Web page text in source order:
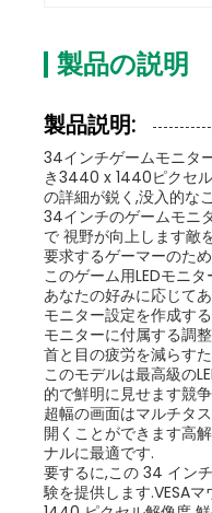
製品の説明
製品説明:
34インチゲームモニタ
き3440 x 1440ピクセ
の詳細が鋭く,没入的な
34インチのゲームモニ
で 視野が向上します敵
要求するゲーマーのた
このゲーム用LEDモニ
あなたの好みに応じて
モニター設定を作成す
モニターに付属する調
首と目の疲労を減らす
このモデルは最高級の
的で鮮明に見せます競
超幅の画面はマルチタ
開くことができます高
ナルに最適です.
要するに,この 34 イン
験を提供します.VESA